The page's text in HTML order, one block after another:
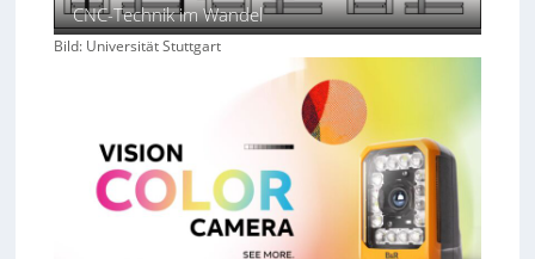
CNC-Technik im Wandel
Bild: Universität Stuttgart